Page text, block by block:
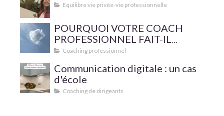
Equilibre vie privée-vie professionnelle
POURQUOI VOTRE COACH
PROFESSIONNEL FAIT-IL
SUPERVISER SA PRATIQUE ?
Coaching professionnel
Communication digitale : un cas
d'école
Coaching de dirigeants